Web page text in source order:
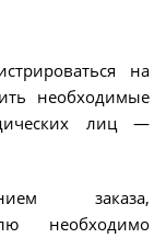
на
необходимые
лиц —
заказа,
необходимо